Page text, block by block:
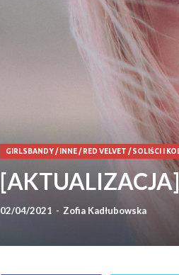
GIRLSBANDY/ INNE/ RED VELVET / SOLIŚCI I
02/04/2021 - Zofia Kadłubowska